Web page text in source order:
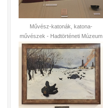
Művész-katonák, katona-
művészek - Hadtörténeti Múzeum